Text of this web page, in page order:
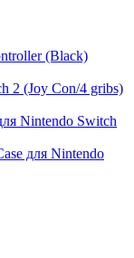
(Black)
2 (Joy Con/4 gribs)
Nintendo Switch
для Nintendo